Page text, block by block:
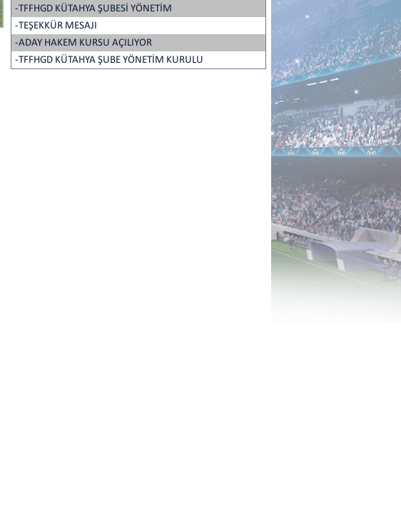
-TFFHGD KÜTAHYA ŞUBESİ YÖNETİM
-TEŞEKKÜR MESAJI
-ADAY HAKEM KURSU AÇILIYOR
-TFFHGD KÜTAHYA ŞUBE YÖNETİM KURULU